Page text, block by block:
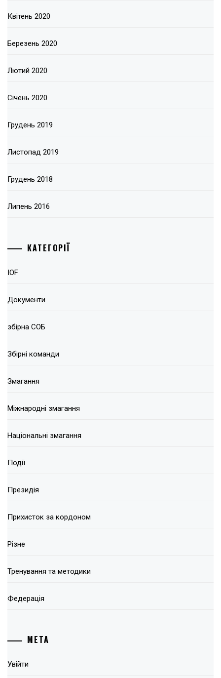
Квітень 2020
Березень 2020
Лютий 2020
Січень 2020
Грудень 2019
Листопад 2019
Грудень 2018
Липень 2016
КАТЕГОРІЇ
IOF
Документи
збірна СОБ
Збірні команди
Змагання
Міжнародні змагання
Національні змагання
Події
Президія
Прихисток за кордоном
Різне
Тренування та методики
Федерація
МЕТА
Увійти